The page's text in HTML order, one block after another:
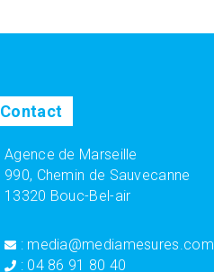
Contact
Agence de Marseille
990, Chemin de Sauvecanne
13320 Bouc-Bel-air
: media@mediamesures.com
: 04 86 91 80 40